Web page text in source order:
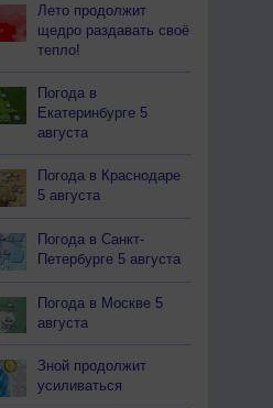
Лето продолжит
щедро раздавать своё
тепло!
Погода в
Екатеринбурге 5
августа
Погода в Краснодаре
5 августа
Погода в Санкт-
Петербурге 5 августа
Погода в Москве 5
августа
Зной продолжит
усиливаться